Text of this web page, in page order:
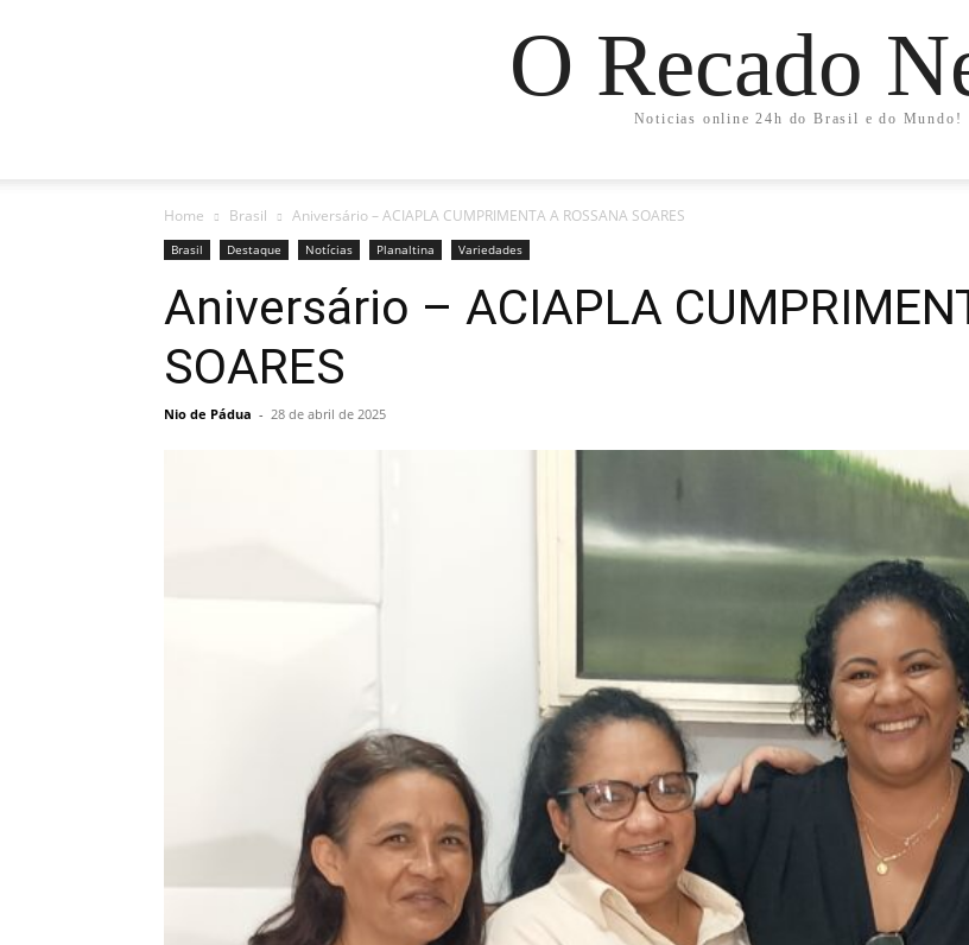
O Recado
Noticias online 24h do Brasil e do Mundo!
Home Brasil Aniversário – ACIAPLA CUMPRIMENTA A ROSSANA SOARES
Brasil Destaque Notícias Planaltina Variedades
Aniversário – ACIAPLA
SOARES
Nio de Pádua - 28 de abril de 2025